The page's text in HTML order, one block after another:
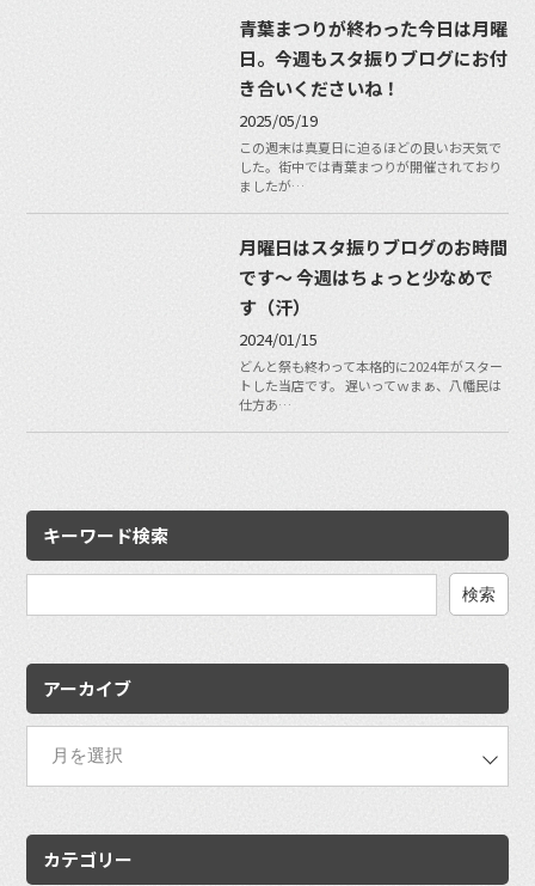
青葉まつりが終わった今日は月曜
日。今週もスタ振りブログにお付
き合いくださいね！
2025/05/19
この週末は真夏日に迫るほどの良いお天気で
した。街中では青葉まつりが開催されており
ましたが…
月曜日はスタ振りブログのお時間
です〜 今週はちょっと少なめで
す（汗）
2024/01/15
どんと祭も終わって本格的に2024年がスター
トした当店です。 遅いってｗまぁ、八幡民は
仕方あ…
キーワード検索
アーカイブ
カテゴリー